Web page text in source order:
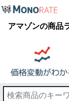
アマゾンの商品